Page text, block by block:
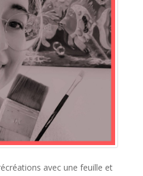
avec une feuille et